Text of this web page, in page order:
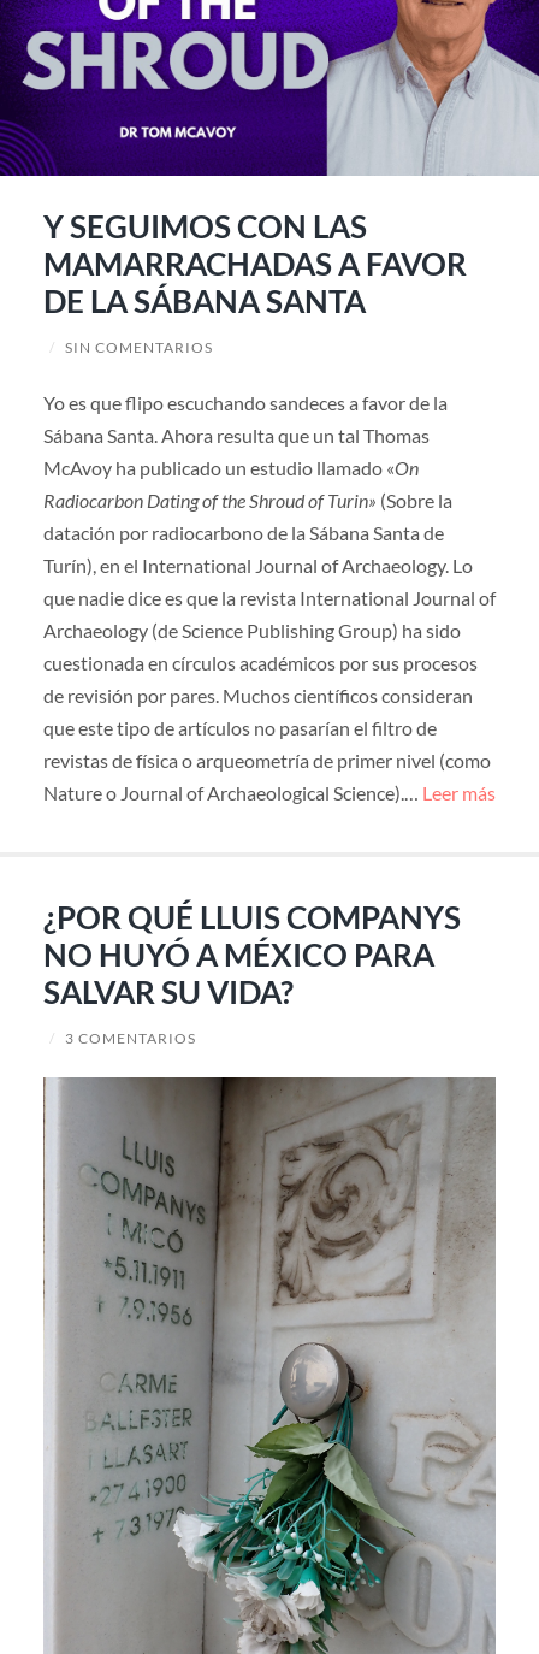
Y SEGUIMOS CON LAS
MAMARRACHADAS A FAVOR
DE LA SÁBANA SANTA
/ SIN COMENTARIOS
Yo es que flipo escuchando sandeces a favor de la
Sábana Santa. Ahora resulta que un tal Thomas
McAvoy ha publicado un estudio llamado «On
Radiocarbon Dating of the Shroud of Turin» (Sobre la
datación por radiocarbono de la Sábana Santa de
Turín), en el International Journal of Archaeology. Lo
que nadie dice es que la revista International Journal of
Archaeology (de Science Publishing Group) ha sido
cuestionada en círculos académicos por sus procesos
de revisión por pares. Muchos científicos consideran
que este tipo de artículos no pasarían el filtro de
revistas de física o arqueometría de primer nivel (como
Nature o Journal of Archaeological Science).… Leer más
¿POR QUÉ LLUIS COMPANYS
NO HUYÓ A MÉXICO PARA
SALVAR SU VIDA?
/ 3 COMENTARIOS